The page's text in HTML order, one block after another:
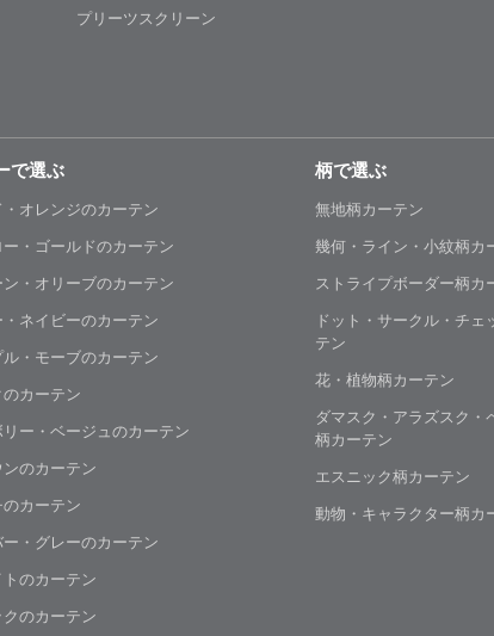
プリーツスクリーン
で選ぶ
・オレンジのカーテン
ー・ゴールドのカーテン
ン・オリーブのカーテン
・ネイビーのカーテン
ル・モーブのカーテン
カーテン
リー・ベージュのカーテン
のカーテン
カーテン
ー・グレーのカーテン
のカーテン
のカーテン
柄で選ぶ
無地柄カーテン
幾何・ライン・小紋柄カ
ストライプボーダー柄カ
ドット・サークル・チェ
テン
花・植物柄カーテン
ダマスク・アラズスク・
柄カーテン
エスニック柄カーテン
動物・キャラクター柄カ